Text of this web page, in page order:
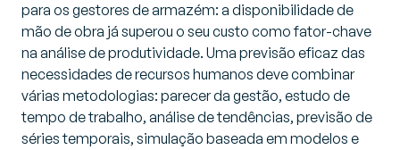
para os gestores de armazém: a disponibilidade de
mão de obra já superou o seu custo como fator-chave
na análise de produtividade. Uma previsão eficaz das
necessidades de recursos humanos deve combinar
várias metodologias: parecer da gestão, estudo de
tempo de trabalho, análise de tendências, previsão de
séries temporais, simulação baseada em modelos e